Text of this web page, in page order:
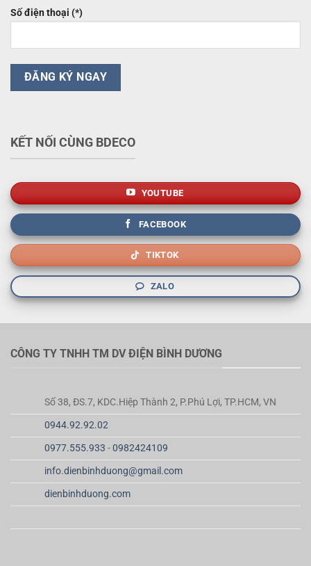
Số điện thoại (*)
KẾT NỐI CÙNG BDECO
YOUTUBE
FACEBOOK
TIKTOK
ZALO
CÔNG TY TNHH TM DV ĐIỆN BÌNH DƯƠNG
Số 38, ĐS.7, KDC.Hiệp Thành 2, P.Phú Lợi, TP.HCM, VN
0944.92.92.02
0977.555.933 -0982424109
info.dienbinhduong@gmail.com
dienbinhduong.com